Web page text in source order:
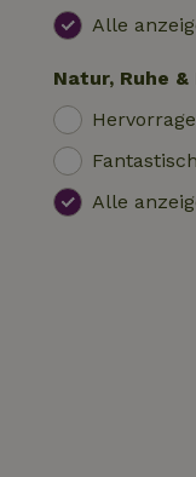
Alle
Natur, Ruhe &
Alle